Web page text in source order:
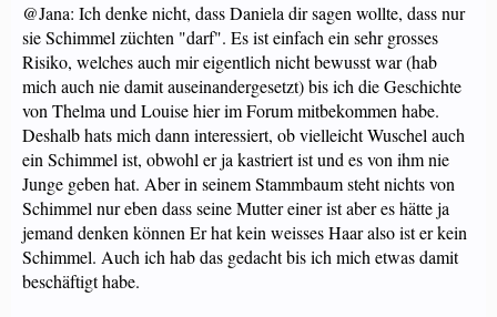
@Jana: Ich denke nicht, dass Daniela dir sagen wollte, dass nur
sie Schimmel züchten "darf". Es ist einfach ein sehr grosses
Risiko, welches auch mir eigentlich nicht bewusst war (hab
mich auch nie damit auseinandergesetzt) bis ich die Geschichte
von Thelma und Louise hier im Forum mitbekommen habe.
Deshalb hats mich dann interessiert, ob vielleicht Wuschel auch
ein Schimmel ist, obwohl er ja kastriert ist und es von ihm nie
Junge geben hat. Aber in seinem Stammbaum steht nichts von
Schimmel nur eben dass seine Mutter einer ist aber es hätte ja
jemand denken können Er hat kein weisses Haar also ist er kein
Schimmel. Auch ich hab das gedacht bis ich mich etwas damit
beschäftigt habe.